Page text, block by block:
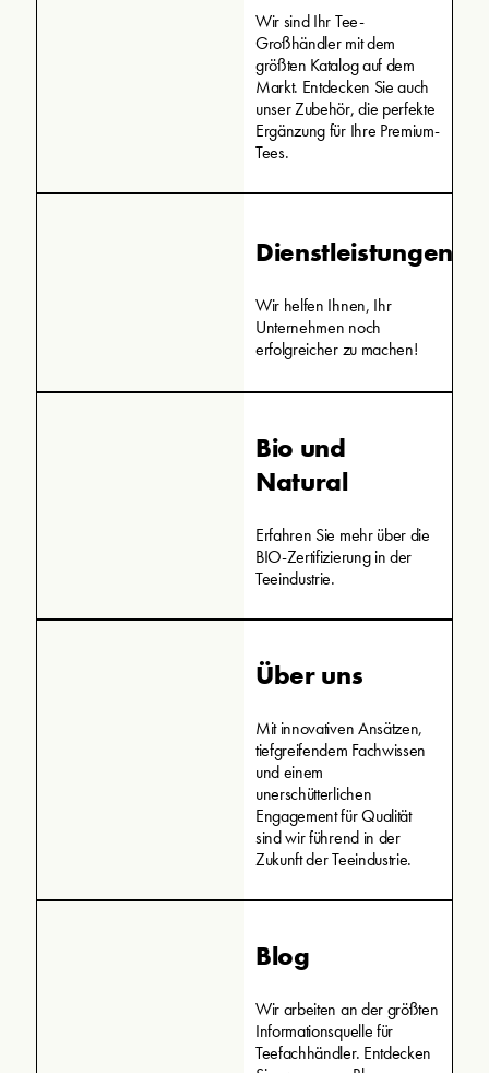
Wir sind Ihr Tee-
Großhändler mit dem
größten Katalog auf dem
Markt. Entdecken Sie auch
unser Zubehör, die perfekte
Ergänzung für Ihre Premium-
Tees.
Dienstleistungen
Wir helfen Ihnen, Ihr
Unternehmen noch
erfolgreicher zu machen!
Bio und
Natural
Erfahren Sie mehr über die
BIO-Zertifizierung in der
Teeindustrie.
Über uns
Mit innovativen Ansätzen,
tiefgreifendem Fachwissen
und einem
unerschütterlichen
Engagement für Qualität
sind wir führend in der
Zukunft der Teeindustrie.
Blog
Wir arbeiten an der größten
Informationsquelle für
Teefachhändler. Entdecken